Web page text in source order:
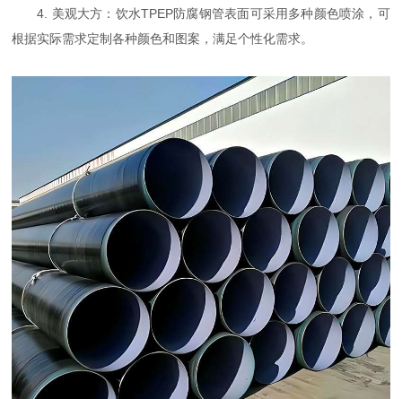
4. 美观大方：饮水TPEP防腐钢管表面可采用多种颜色喷涂，可
根据实际需求定制各种颜色和图案，满足个性化需求。